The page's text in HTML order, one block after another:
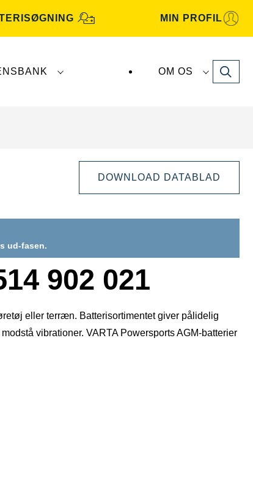
MIN PROFIL
OM OS Search
DOWNLOAD DATABLAD
ud-fasen.
902 021
eller terræn. Batterisortimentet giver pålidelig
vibrationer. VARTA Powersports AGM-batterier